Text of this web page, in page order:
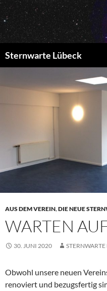
Zum
Inhalt
springen
Sternwarte Lübeck
AUS DEM VEREIN,DIE NEUE
WARTEN
30. JUNI 2020
Obwohl unsere neuen
renoviert und bezugsfertig